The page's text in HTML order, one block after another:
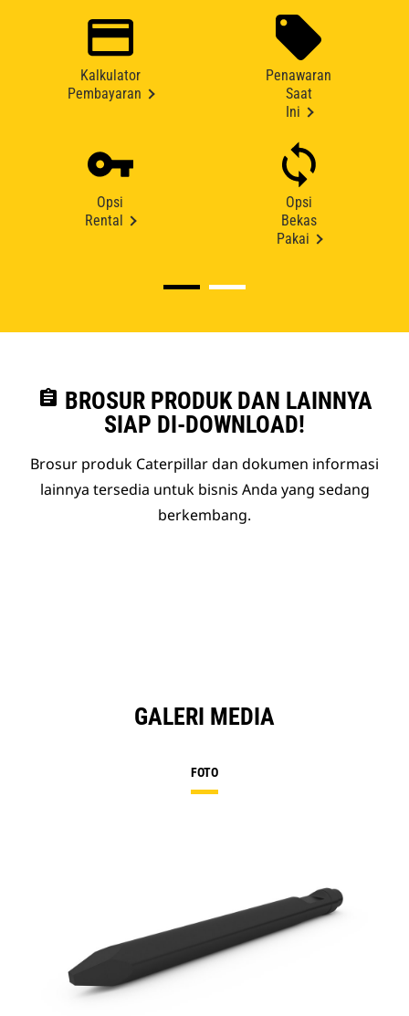
Kalkulator
Pembayaran
Penawaran
Saat
Ini
Opsi
Rental
Opsi
Bekas
Pakai
assignment BROSUR PRODUK DAN LAINNYA
SIAP DI-DOWNLOAD!
Brosur produk Caterpillar dan dokumen informasi
lainnya tersedia untuk bisnis Anda yang sedang
berkembang.
GALERI MEDIA
FOTO